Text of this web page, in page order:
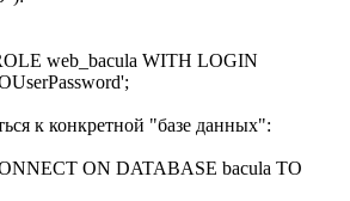
web_bacula WITH LOGIN
к конкретной "базе данных":
ON DATABASE bacula TO